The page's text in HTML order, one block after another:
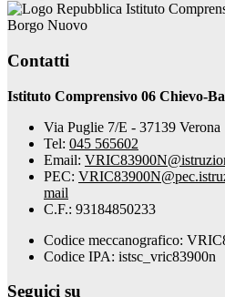
Istituto
Borgo Nuovo
Contatti
Istituto Comprensivo 06 Chievo-
Via Puglie 7/E - 37139 Verona
Tel: 045 565602
Email:
PEC:
mail
C.F.: 93184850233
Codice meccanografico:
Codice IPA: istsc_vric83900n
Seguici su